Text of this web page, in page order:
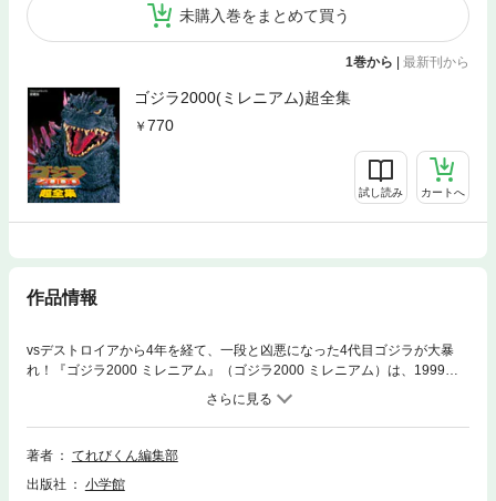
未購入巻をまとめて買う
1巻から 最新刊から
ゴジラ2000(ミレニアム)超全集
770
試し読み カートへ
作品情報
vsデストロイアから4年を経て、一段と凶悪になった4代目ゴジラが大暴
れ！『ゴジラ2000 ミレニアム』（ゴジラ2000 ミレニアム）は、1999年1
2月公開の、ゴジラシリーズ第23作。前年公開のハリウッド版ゴジラが、
従来のゴジラファンから「トカゲの化け物」、「ただのイグアナ」などと
酷評を受けたことから、1995年12月公開の「ゴジラvsデストロイア」以
来4年を経て、国産ゴジラ復活の運びとなった。1954年の第1作から数え
くとがった形になり、より凶暴な顔つきになっている。この超全集ではミ
著者
てれびくん編集部
出版社
小学館